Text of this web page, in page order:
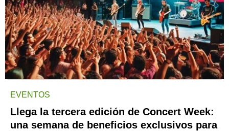
EVENTOS
Llega la tercera edición de Concert Week:
una semana de beneficios exclusivos para